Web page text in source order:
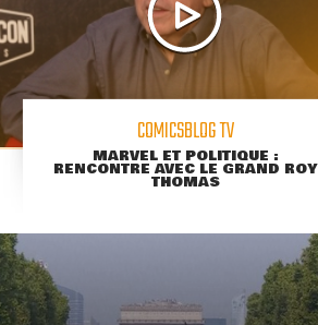
COMICSBLOG TV
MARVEL ET POLITIQUE :
RENCONTRE AVEC LE GRAND ROY
THOMAS